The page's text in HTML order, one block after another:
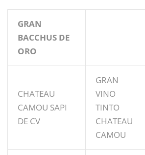
GRAN
BACCHUS DE
ORO
CHATEAU
CAMOU SAPI
DE CV
GRAN
VINO
TINTO
CHATEAU
CAMOU